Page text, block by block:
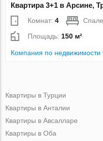
Квартира 3+1 в Арсине,
Комнат:4
Площадь: 150 м²
Компания по недвижимости
Квартиры в Турции
Квартиры в Анталии
Квартиры в Авсалларе
Квартиры в Оба